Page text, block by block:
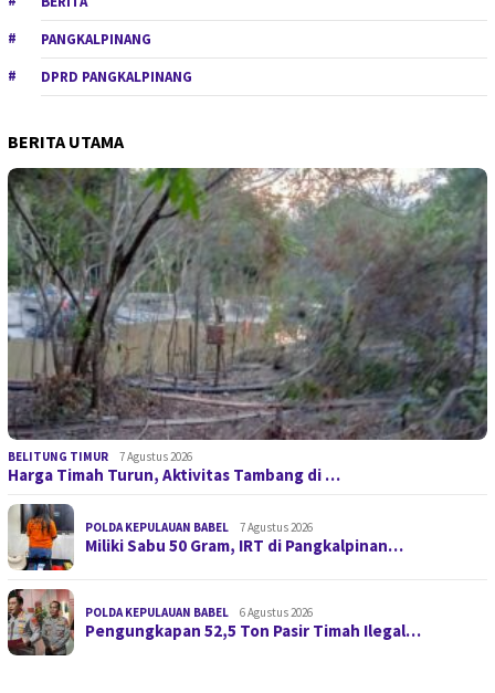
PANGKALPINANG
DPRD PANGKALPINANG
BERITA UTAMA
BELITUNG TIMUR 7 Agustus 2026
Harga Timah Turun, Aktivitas Tambang di …
POLDA KEPULAUAN BABEL 7 Agustus 2026
Miliki Sabu 50 Gram, IRT di Pangkalpinan…
POLDA KEPULAUAN BABEL 6 Agustus 2026
Pengungkapan 52,5 Ton Pasir Timah Ilegal…